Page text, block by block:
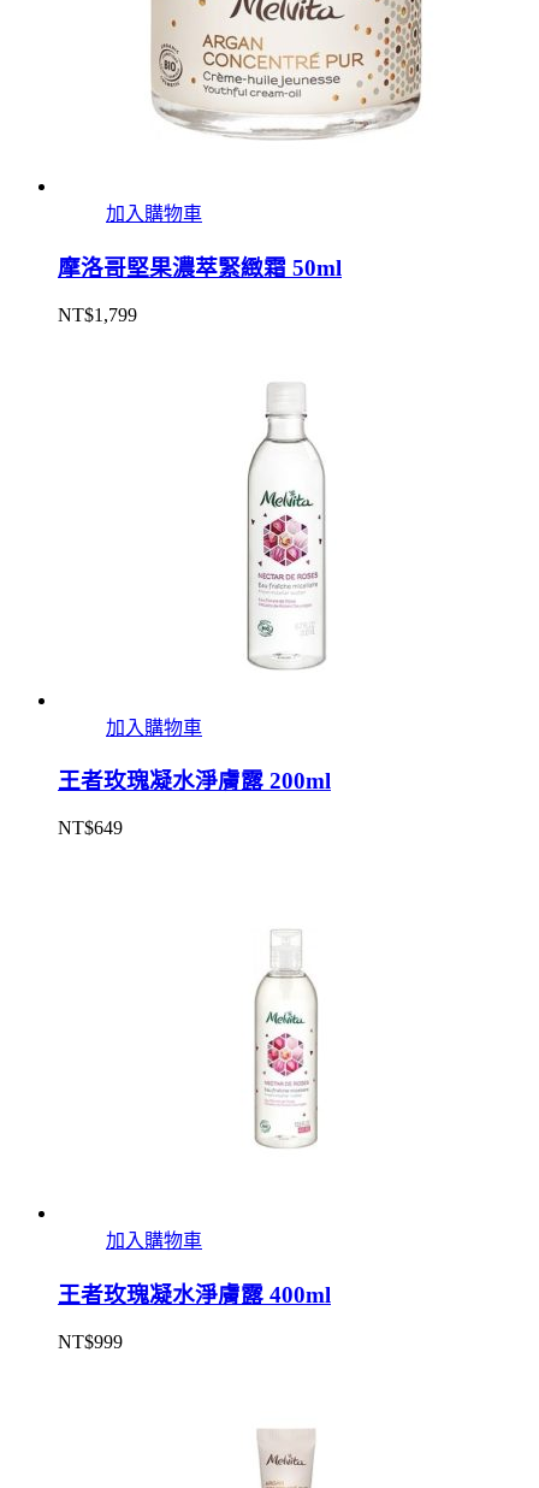
加入購物車
摩洛哥堅果濃萃緊緻霜 50ml
NT$1,799
加入購物車
王者玫瑰凝水淨膚露 200ml
NT$649
加入購物車
王者玫瑰凝水淨膚露 400ml
NT$999